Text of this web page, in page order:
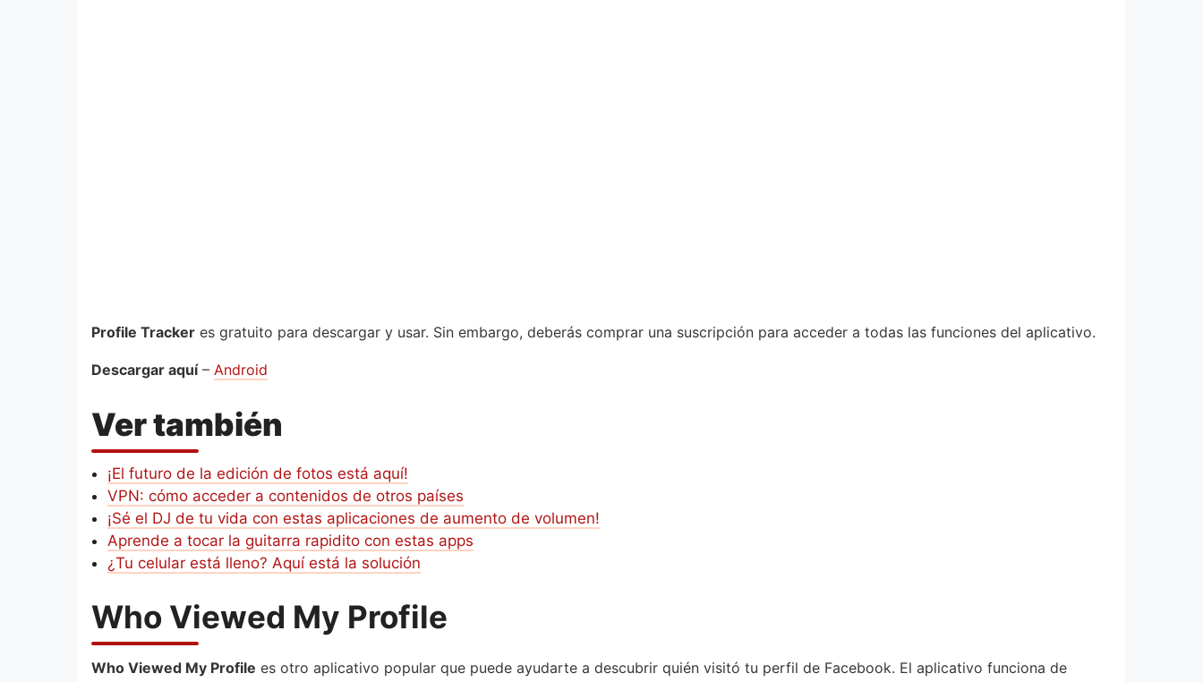
Profile Tracker es gratuito para descargar y usar. Sin embargo, deberás comprar una suscripción para acceder a todas las funciones del aplicativo.
Descargar aquí– Android
Ver también
¡El futuro de la edición de fotos está aquí!
VPN: cómo acceder a contenidos de otros países
¡Sé el DJ de tu vida con estas aplicaciones de aumento de volumen!
Aprende a tocar la guitarra rapidito con estas apps
¿Tu celular está lleno? Aquí está la solución
Who Viewed My Profile
Who Viewed My Profile es otro aplicativo popular que puede ayudarte a descubrir quién visitó tu perfil de Facebook. El aplicativo funciona de